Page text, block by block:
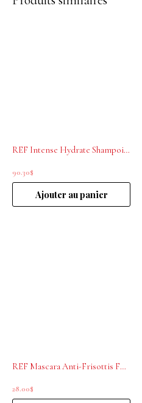
REF Intense Hydrate Shampoing 1000mL
90.30$
Ajouter au panier
REF Mascara Anti-Frisottis FRIZZ TAMER no 130 20ML
28.00$